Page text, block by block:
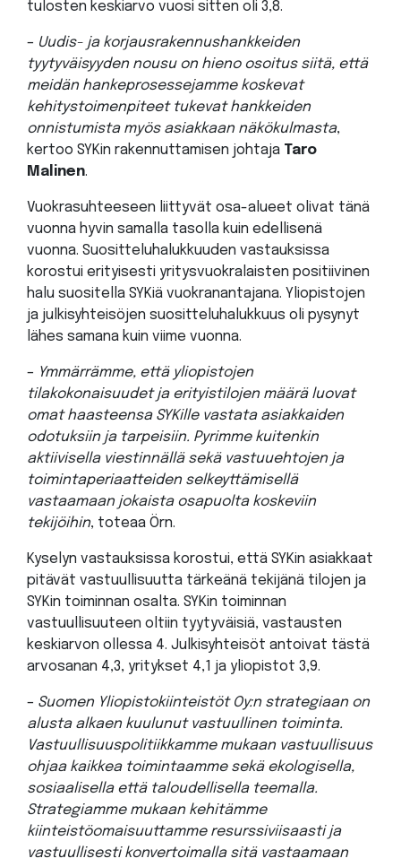
tulosten keskiarvo vuosi sitten oli 3,8.
– Uudis- ja korjausrakennushankkeiden
tyytyväisyyden nousu on hieno osoitus siitä, että
meidän hankeprosessejamme koskevat
kehitystoimenpiteet tukevat hankkeiden
onnistumista myös asiakkaan näkökulmasta,
kertoo SYKin rakennuttamisen johtaja Taro
Malinen.
Vuokrasuhteeseen liittyvät osa-alueet olivat tänä
vuonna hyvin samalla tasolla kuin edellisenä
vuonna. Suositteluhalukkuuden vastauksissa
korostui erityisesti yritysvuokralaisten positiivinen
halu suositella SYKiä vuokranantajana. Yliopistojen
ja julkisyhteisöjen suositteluhalukkuus oli pysynyt
lähes samana kuin viime vuonna.
– Ymmärrämme, että yliopistojen
tilakokonaisuudet ja erityistilojen määrä luovat
omat haasteensa SYKille vastata asiakkaiden
odotuksiin ja tarpeisiin. Pyrimme kuitenkin
aktiivisella viestinnällä sekä vastuuehtojen ja
toimintaperiaatteiden selkeyttämisellä
vastaamaan jokaista osapuolta koskeviin
tekijöihin, toteaa Örn.
Kyselyn vastauksissa korostui, että SYKin asiakkaat
pitävät vastuullisuutta tärkeänä tekijänä tilojen ja
SYKin toiminnan osalta. SYKin toiminnan
vastuullisuuteen oltiin tyytyväisiä, vastausten
keskiarvon ollessa 4. Julkisyhteisöt antoivat tästä
arvosanan 4,3, yritykset 4,1 ja yliopistot 3,9.
– Suomen Yliopistokiinteistöt Oy:n strategiaan on
alusta alkaen kuulunut vastuullinen toiminta.
Vastuullisuuspolitiikkamme mukaan vastuullisuus
ohjaa kaikkea toimintaamme sekä ekologisella,
sosiaalisella että taloudellisella teemalla.
Strategiamme mukaan kehitämme
kiinteistöomaisuuttamme resurssiviisaasti ja
vastuullisesti konvertoimalla sitä vastaamaan